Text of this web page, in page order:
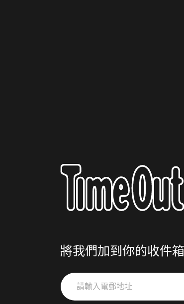
將我們加到你的收件箱
請
輸